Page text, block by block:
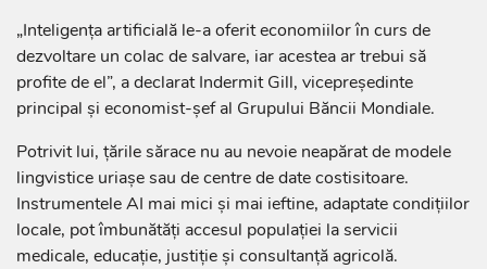
„Inteligența artificială le-a oferit economiilor în curs de
dezvoltare un colac de salvare, iar acestea ar trebui să
profite de el”, a declarat Indermit Gill, vicepreședinte
principal și economist-șef al Grupului Băncii Mondiale.
Potrivit lui, țările sărace nu au nevoie neapărat de modele
lingvistice uriașe sau de centre de date costisitoare.
Instrumentele AI mai mici și mai ieftine, adaptate condițiilor
locale, pot îmbunătăți accesul populației la servicii
medicale, educație, justiție și consultanță agricolă.